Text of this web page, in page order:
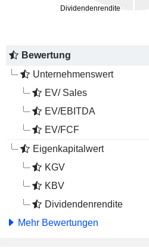
Bewertung
Unternehmenswert
EV/ Sales
EV/EBITDA
EV/FCF
Eigenkapitalwert
KGV
KBV
Dividendenrendite
Mehr Bewertungen